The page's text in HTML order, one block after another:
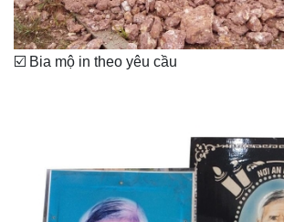
☑️ Bia mộ in theo yêu cầu